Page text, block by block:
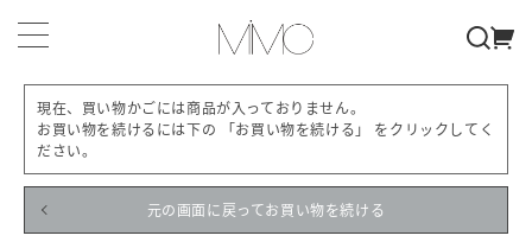
現在、買い物かごには商品が入っておりません。
お買い物を続けるには下の 「お買い物を続ける」 をクリックしてく
ださい。
元の画面に戻ってお買い物を続ける